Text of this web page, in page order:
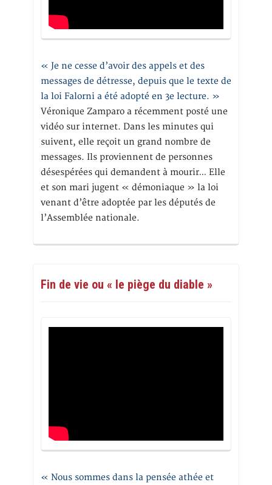
« Je ne cesse d’avoir des appels et des
messages de détresse, depuis que le texte de
la loi Falorni a été adopté en 3e lecture. »
Véronique Zamparo a récemment posté une
vidéo sur internet. Dans les minutes qui
suivent, elle reçoit un grand nombre de
messages. Ils proviennent de personnes
désespérées qui demandent à mourir… Elle
et son mari jugent « démoniaque » la loi
venant d’être adoptée par les députés de
l’Assemblée nationale.
Fin de vie ou « le piège du diable »
« Nous sommes dans la pensée athée et